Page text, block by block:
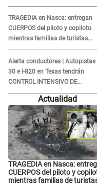
quedar así"
TRAGEDIA en Nasca: entregan
CUERPOS del piloto y copiloto
mientras familias de turistas
esperan identificación
Alerta conductores | Autopistas
30 e I-820 en Texas tendrán
CONTROL INTENSIVO DE
SEGURIDAD: Estas serán las
HORAS CRÍTICASActualidad
TRAGEDIA en Nasca:
CUERPOS del piloto y
mientras familias de